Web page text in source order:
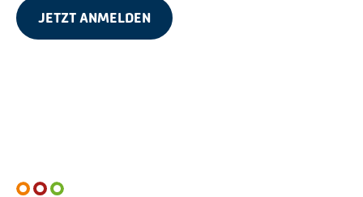
JETZT ANMELDEN